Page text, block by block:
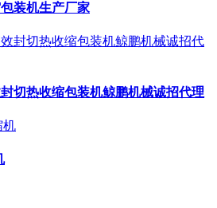
装机生产厂家
切热收缩包装机鲸鹏机械诚招代理